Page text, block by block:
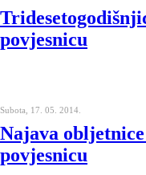
povjesnicu
Subota, 17. 05. 2014.
Najava
povjesnicu